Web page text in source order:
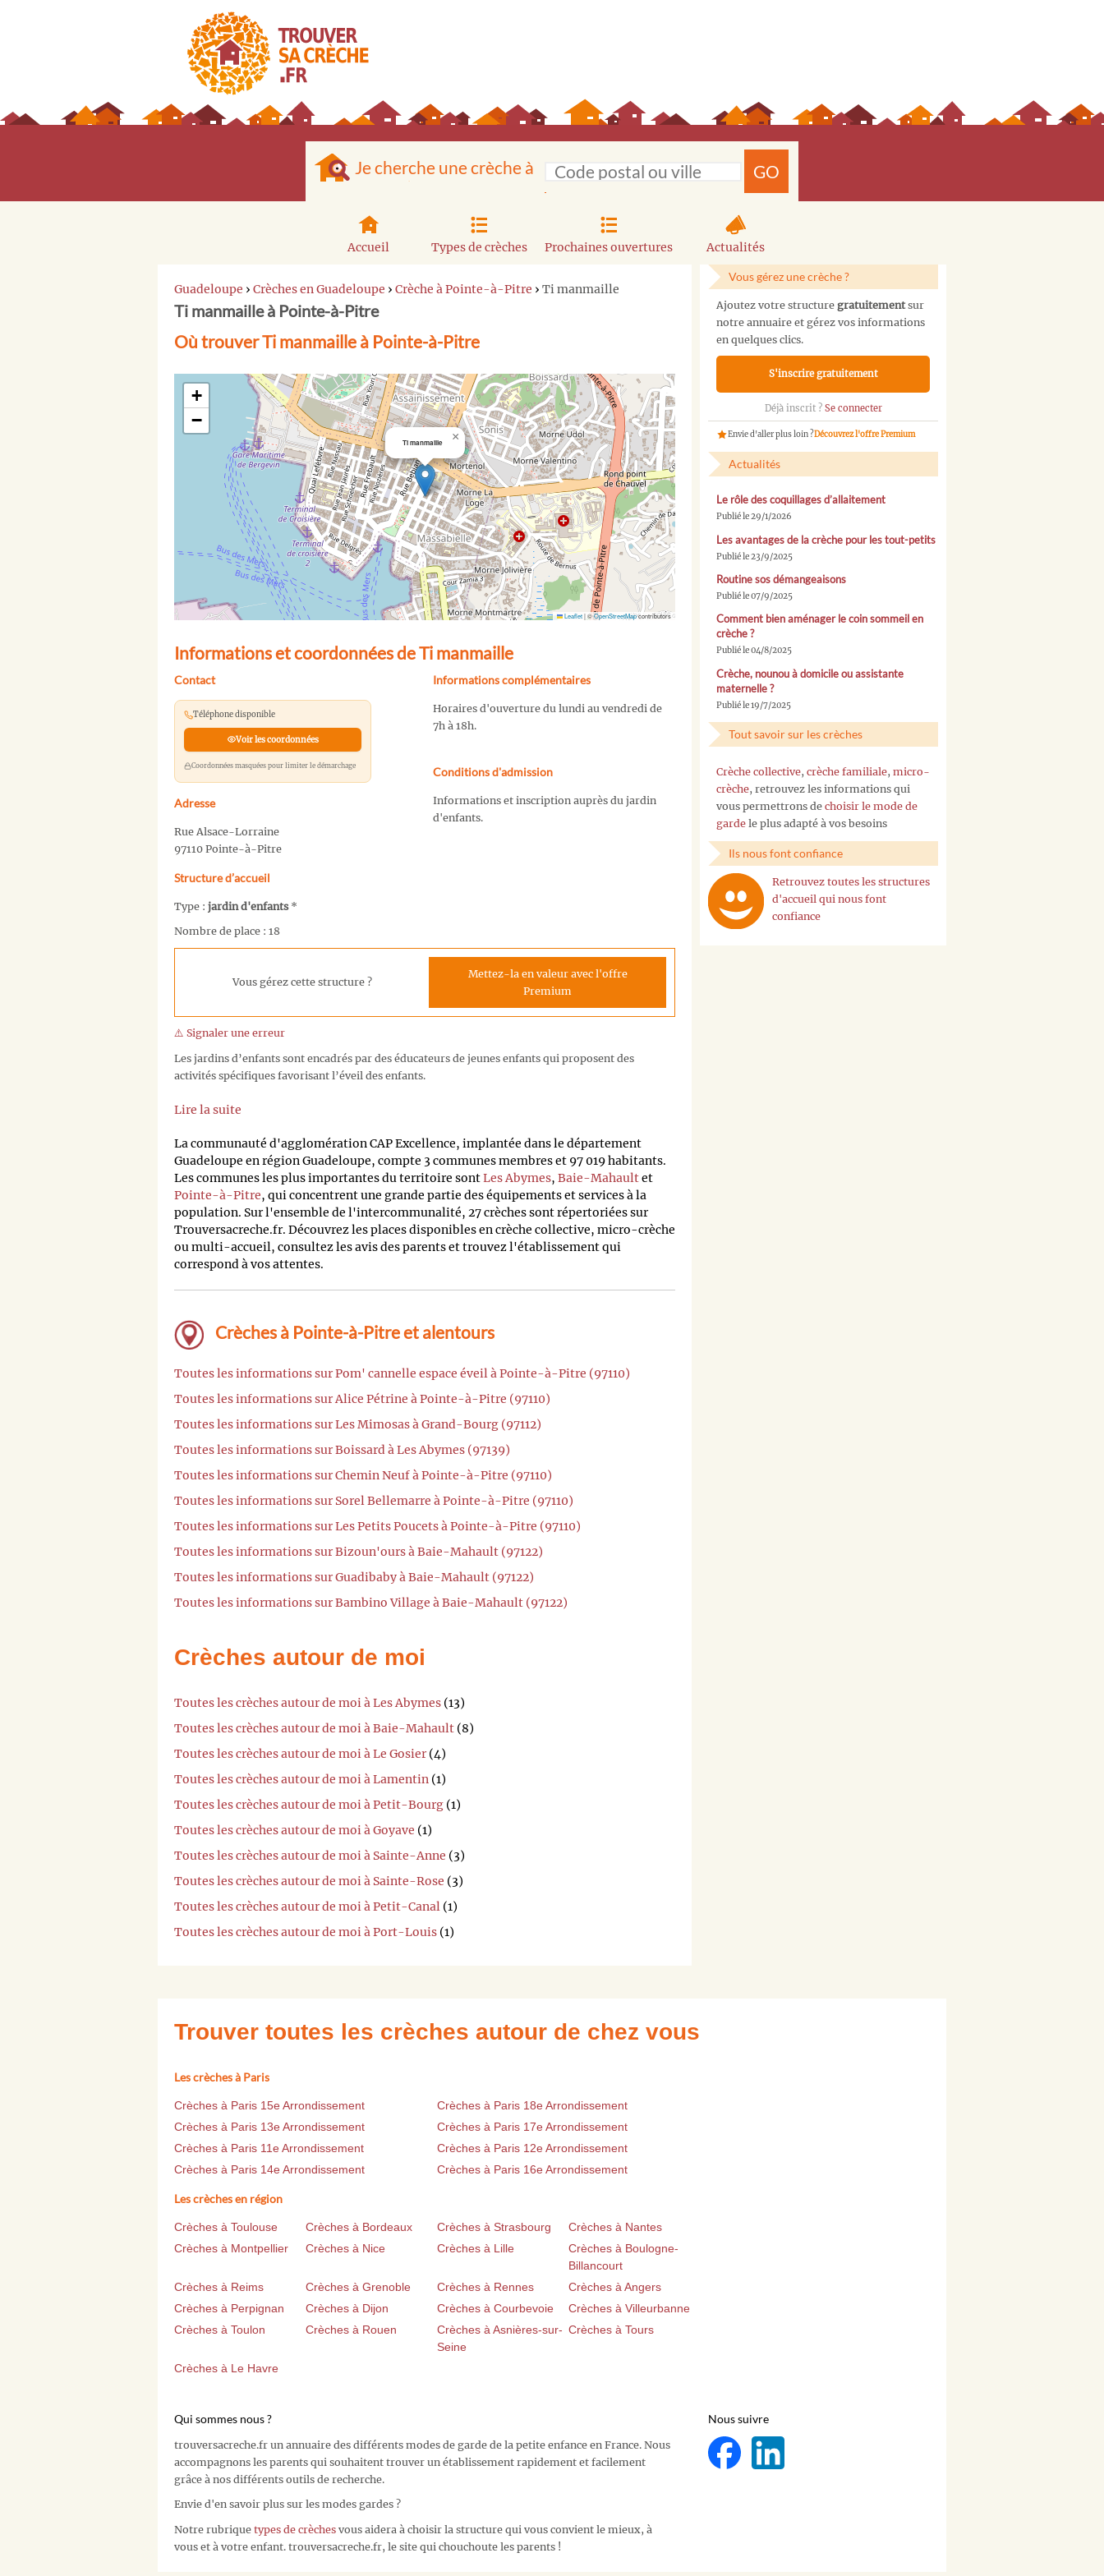
Je cherche une crèche à GO
Accueil Types de crèches Prochaines ouvertures Actualités
Guadeloupe › Crèches en Guadeloupe › Crèche à Pointe-à-Pitre › Ti manmaille
Ti manmaille à Pointe-à-Pitre
Où trouver Ti manmaille à Pointe-à-Pitre
Ti manmaille ×
+
−
Leaflet|©OpenStreetMapcontributors
Informations et coordonnées de Ti manmaille
Contact
Téléphone disponible
Voir les coordonnées
Coordonnées masquées pour limiter le démarchage
Adresse
Rue Alsace-Lorraine
97110 Pointe-à-Pitre
Structure d’accueil
Type : jardin d'enfants*
Nombre de place : 18
Informations complémentaires
Horaires d'ouverture du lundi au vendredi de
7h à 18h.
Conditions d'admission
Informations et inscription auprès du jardin
d'enfants.
Vous gérez cette structure ?
Mettez-la en valeur avec l'offre
Premium
⚠️ Signaler une erreur
Les jardins d’enfants sont encadrés par des éducateurs de jeunes enfants qui proposent des
activités spécifiques favorisant l’éveil des enfants.
Lire la suite
La communauté d'agglomération CAP Excellence, implantée dans le département
Guadeloupe en région Guadeloupe, compte 3 communes membres et 97 019 habitants.
Les communes les plus importantes du territoire sontLes Abymes, Baie-Mahaultet
Pointe-à-Pitre, qui concentrent une grande partie des équipements et services à la
population. Sur l'ensemble de l'intercommunalité, 27 crèches sont répertoriées sur
Trouversacreche.fr. Découvrez les places disponibles en crèche collective, micro-crèche
ou multi-accueil, consultez les avis des parents et trouvez l'établissement qui
correspond à vos attentes.
Crèches à Pointe-à-Pitre et alentours
Toutes les informations sur Pom' cannelle espace éveil à Pointe-à-Pitre (97110)
Toutes les informations sur Alice Pétrine à Pointe-à-Pitre (97110)
Toutes les informations sur Les Mimosas à Grand-Bourg (97112)
Toutes les informations sur Boissard à Les Abymes (97139)
Toutes les informations sur Chemin Neuf à Pointe-à-Pitre (97110)
Toutes les informations sur Sorel Bellemarre à Pointe-à-Pitre (97110)
Toutes les informations sur Les Petits Poucets à Pointe-à-Pitre (97110)
Toutes les informations sur Bizoun'ours à Baie-Mahault (97122)
Toutes les informations sur Guadibaby à Baie-Mahault (97122)
Toutes les informations sur Bambino Village à Baie-Mahault (97122)
Crèches autour de moi
Toutes les crèches autour de moi à Les Abymes (13)
Toutes les crèches autour de moi à Baie-Mahault (8)
Toutes les crèches autour de moi à Le Gosier (4)
Toutes les crèches autour de moi à Lamentin (1)
Toutes les crèches autour de moi à Petit-Bourg (1)
Toutes les crèches autour de moi à Goyave (1)
Toutes les crèches autour de moi à Sainte-Anne (3)
Toutes les crèches autour de moi à Sainte-Rose (3)
Toutes les crèches autour de moi à Petit-Canal (1)
Toutes les crèches autour de moi à Port-Louis (1)
Vous gérez une crèche ?
Ajoutez votre structure gratuitementsur
notre annuaire et gérez vos informations
en quelques clics.
S'inscrire gratuitement
Déjà inscrit ? Se connecter
Envie d'aller plus loin ?Découvrez l'offre Premium
Actualités
Le rôle des coquillages d’allaitement
Publié le 29/1/2026
Les avantages de la crèche pour les tout-petits
Publié le 23/9/2025
Routine sos démangeaisons
Publié le 07/9/2025
Comment bien aménager le coin sommeil en
crèche ?
Publié le 04/8/2025
Crèche, nounou à domicile ou assistante
maternelle ?
Publié le 19/7/2025
Tout savoir sur les crèches
Crèche collective, crèche familiale, micro-
crèche, retrouvez les informations qui
vous permettrons de choisir le mode de
garde le plus adapté à vos besoins
Ils nous font confiance
Retrouvez toutes les structures
d'accueil qui nous font
confiance
Trouver toutes les crèches autour de chez vous
Les crèches à Paris
Crèches à Paris 15e Arrondissement
Crèches à Paris 18e Arrondissement
Crèches à Paris 13e Arrondissement
Crèches à Paris 17e Arrondissement
Crèches à Paris 11e Arrondissement
Crèches à Paris 12e Arrondissement
Crèches à Paris 14e Arrondissement
Crèches à Paris 16e Arrondissement
Les crèches en région
Crèches à Toulouse Crèches à Bordeaux Crèches à Strasbourg
Crèches à Nantes
Crèches à Montpellier
Crèches à Nice Crèches à Lille
Crèches à Boulogne-
Billancourt
Crèches à Reims
Crèches à Grenoble Crèches à Rennes
Crèches à Angers
Crèches à Perpignan
Crèches à Dijon Crèches à Courbevoie
Crèches à Villeurbanne
Crèches à Toulon
Crèches à Rouen
Crèches à Asnières-sur-
Seine
Crèches à Tours
Crèches à Le Havre
Qui sommes nous ?
trouversacreche.fr un annuaire des différents modes de garde de la petite enfance en France. Nous
accompagnons les parents qui souhaitent trouver un établissement rapidement et facilement
grâce à nos différents outils de recherche.
Envie d'en savoir plus sur les modes gardes ?
Notre rubrique types de crèches vous aidera à choisir la structure qui vous convient le mieux, à
vous et à votre enfant. trouversacreche.fr, le site qui chouchoute les parents !
Nous suivre